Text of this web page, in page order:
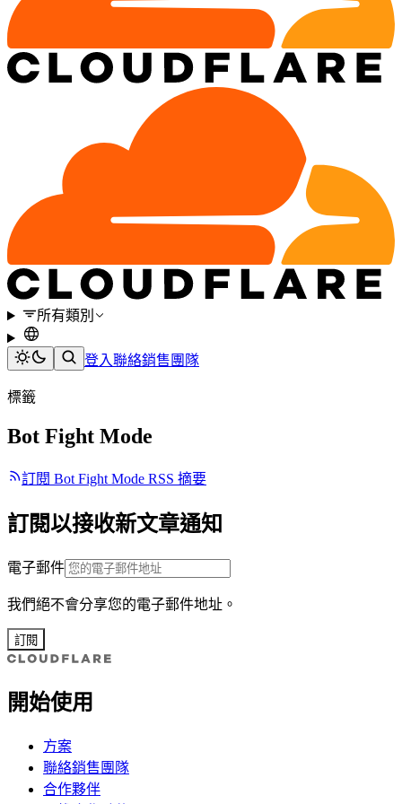
所有類別
登入聯絡銷售團隊
標籤
Bot Fight Mode
訂閱 Bot Fight Mode RSS 摘要
訂閱以接收新文章通知
電子郵件
我們絕不會分享您的電子郵件地址。
訂閱
開始使用
方案
聯絡銷售團隊
合作夥伴